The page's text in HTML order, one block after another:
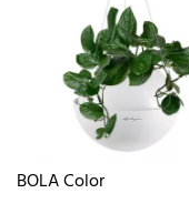
BOLA Color